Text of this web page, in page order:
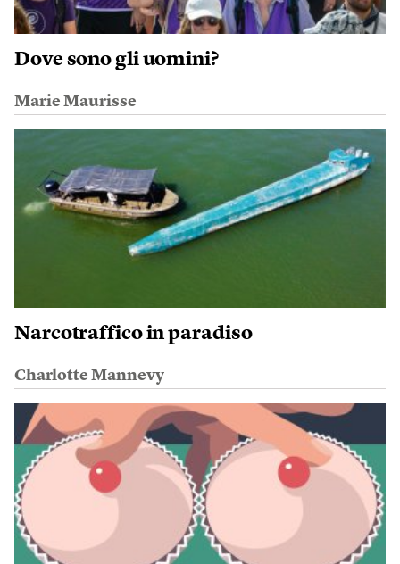
Dove sono gli uomini?
Marie Maurisse
Narcotraffico in paradiso
Charlotte Mannevy